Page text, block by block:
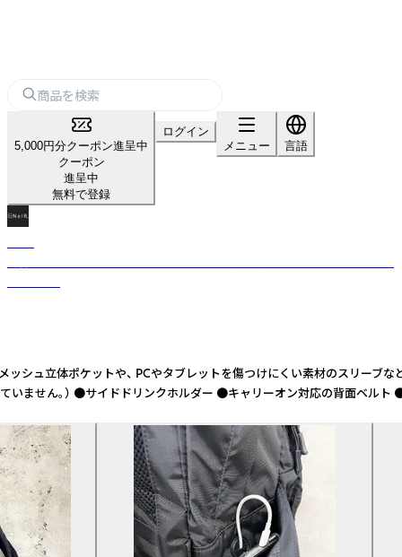
5,000円分クーポン進呈中
クーポン
進呈中
無料で登録
ログイン
メニュー
言語
ポケットや、 PCやタブレットを傷つけにくい素材のスリーブ
せん。） ●サイドドリンクホルダー ●キャリーオン対応の背面